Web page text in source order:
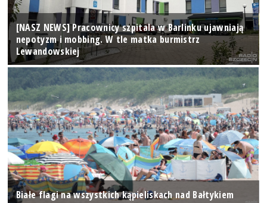
[NASZ NEWS] Pracownicy szpitala w Barlinku ujawniają
nepotyzm i mobbing. W tle matka burmistrz
Lewandowskiej
Białe flagi na wszystkich kąpieliskach nad Bałtykiem